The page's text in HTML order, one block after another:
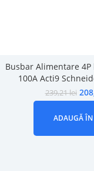
Busbar Alimentare
100A Acti9
239,21lei
ADAUGĂ ÎN